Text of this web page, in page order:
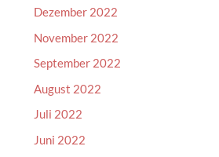
Dezember 2022
November 2022
September 2022
August 2022
Juli 2022
Juni 2022